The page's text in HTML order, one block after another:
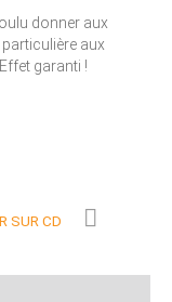
donner aux
aux
garanti !
SUR CD